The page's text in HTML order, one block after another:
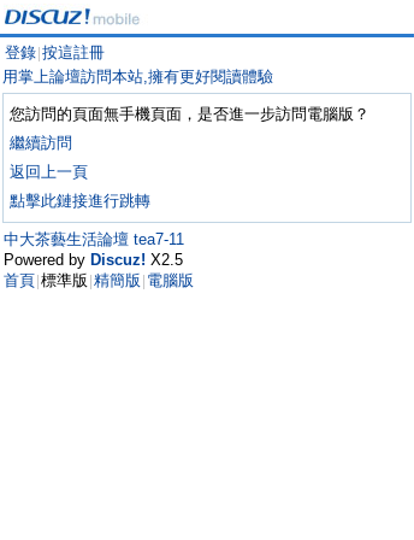
登錄 按這註冊
用掌上論壇訪問本站,擁有更好閱讀體驗
您訪問的頁面無手機頁面，是否進一步訪問電腦版？
繼續訪問
返回上一頁
點擊此鏈接進行跳轉
中大茶藝生活論壇 tea7-11
Powered by Discuz! X2.5
首頁 標準版 精簡版 電腦版